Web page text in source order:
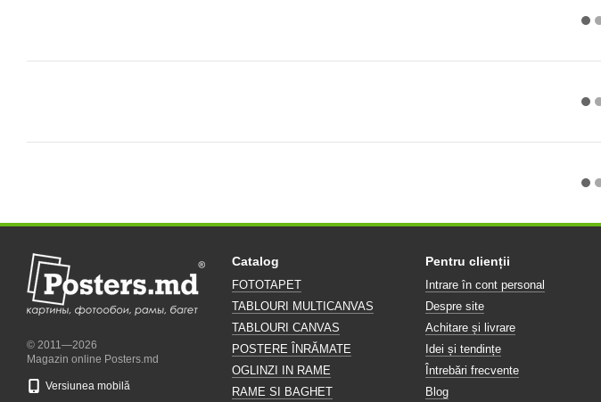
© 2011—2026
Magazin online Posters.md
Versiunea mobilă
Catalog
FOTOTAPET
TABLOURI MULTICANVAS
TABLOURI CANVAS
POSTERE ÎNRĂMATE
OGLINZI IN RAME
RAME SI BAGHET
Pentru clienții
Intrare în cont personal
Despre site
Achitare și livrare
Idei și tendințe
Întrebări frecvente
Blog